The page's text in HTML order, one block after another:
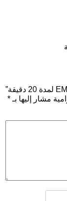
مشار إليها بـ *